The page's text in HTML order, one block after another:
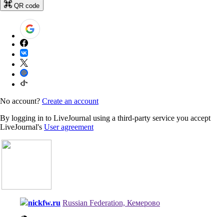
QR code
No account? Create an account
By logging in to LiveJournal using a third-party service you accept
LiveJournal's User agreement
nickfw.ru Russian Federation, Кемерово